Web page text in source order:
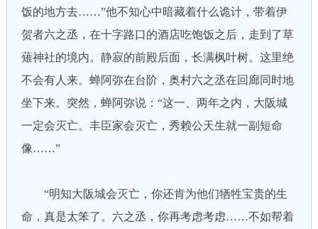
饭的地方去……”他不知心中暗藏着什么诡计，带着伊
贺者六之丞，在十字路口的酒店吃饱饭之后，走到了草
薙神社的境内。静寂的前殿后面，长满枫叶树。这里绝
不会有人来。蝉阿弥在台阶，奥村六之丞在回廊同时地
坐下来。突然，蝉阿弥说：“这一、两年之内，大阪城
一定会灭亡。丰臣家会灭亡，秀赖公天生就一副短命
像……”
“明知大阪城会灭亡，你还肯为他们牺牲宝贵的生
命，真是太笨了。六之丞，你再考虑考虑……不如帮着